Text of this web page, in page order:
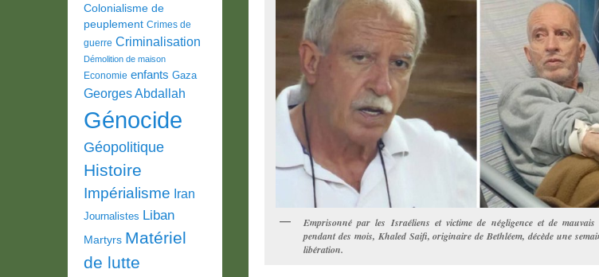
Emprisonné par les Israéliens et victime de négligence et de mauvais
pendant des mois, Khaled Saifi, originaire de Bethléem, décède une
libération.
Colonialisme de
peuplement Crimes de
guerre Criminalisation
Démolition de maison
Economie enfants Gaza
Georges Abdallah
Génocide
Géopolitique
Histoire
Impérialisme Iran
Journalistes Liban
Martyrs Matériel
de lutte